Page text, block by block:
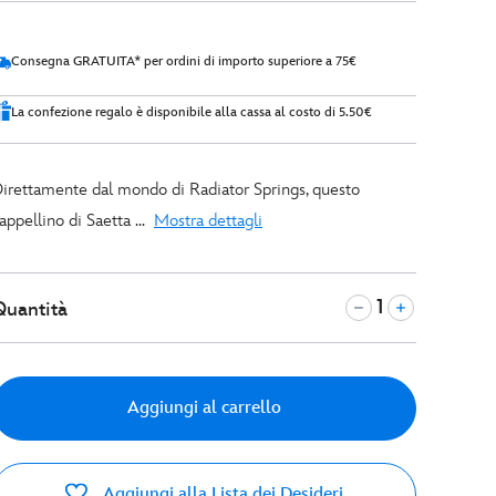
Consegna GRATUITA* per ordini di importo superiore a 75€
La confezione regalo è disponibile alla cassa al costo di 5.50€
dal mondo di Radiator Springs, questo
di Saetta ... Mostra dettagli
Aggiungi al carrello